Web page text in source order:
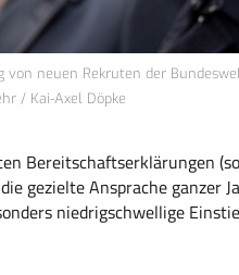
von neuen Rekruten der
/ Kai-Axel Döpke
Bereitschaftserklärungen
gezielte Ansprache ganzer
niedrigschwellige